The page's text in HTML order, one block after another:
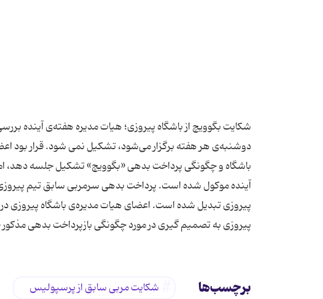
شكایت بگوویچ از باشگاه پیروزی؛ هیات مدیره هفته‌ی آینده
دوشنبه‌ی هر هفته برگزار می‌شود، تشكیل نمی شود. قرار بود
باشگاه و چگونگی پرداخت بدهی «بگوویچ» تشكیل جلسه دهد،
آینده موكول شده است. پرداخت بدهی سرمربی سابق تیم
پیروزی تبدیل شده است. اعضای هیات مدیره‌ی باشگاه پیروزی
پیروزی به تصمیم گیری در مورد چگونگی بازپرداخت بدهی
برچسب‌ها شکایت مربی سابق از پرسپولیس